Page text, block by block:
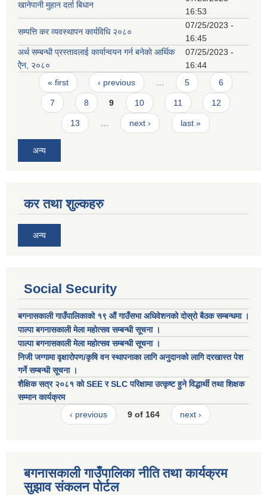
खानेपानी मुहान दर्ता बिधान
16:53
सम्पत्ति कर व्यवस्थापन कार्यविधि २०८०
07/25/2023 -
16:45
अर्थ सम्बन्धी प्रस्तावलाई कार्यान्वयन गर्न बनेकाे आर्थिक
ऐेन, २०८०
07/25/2023 -
16:44
Pages
« first ‹ previous 5 6
7 8 9 10 11 12
13 next › last »
अन्य
कर तथा शुल्कहरु
अन्य
Social Security
बगनासकाली गाउँपालिकाको १९ औं गाउँसभा अधिवेशनको दोस्रो बैठक सम्बन्धमा ।
पाल्पा बगनासकाली मेला महोत्सव सम्बन्धी सूचना ।
पाल्पा बगनासकाली मेला महोत्सव सम्बन्धी सूचना ।
निजी जग्गामा वृक्षारोपण/कृषि वन स्थापनाका लागि अनुदानको लागि दरखास्त पेश
गर्ने सम्बन्धी सूचना ।
शैक्षिक सत्र २०८१ को SEE र SLC परिक्षामा उत्कृष्ट हुने विद्धार्थी तथा शिक्षक
सम्मान कार्यक्रम
‹ previous
9 of 164 next ›
बगनासकाली गाउँपालिका नीति तथा कार्यक्रम
सुझाव संकलन पोर्टल